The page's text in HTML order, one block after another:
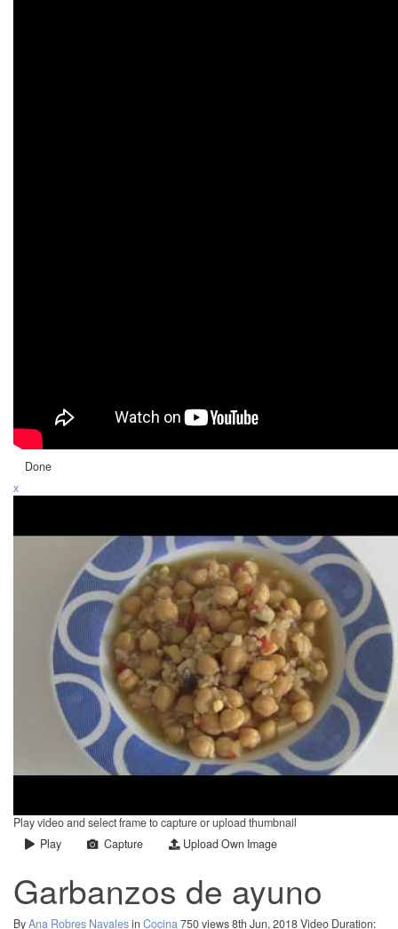
Done
x
Play video and select frame to capture or upload thumbnail
Play
Capture Upload Own Image
Garbanzos de ayuno
ByAna Robres Navalesin Cocina 750 views8th Jun, 2018Video Duration: